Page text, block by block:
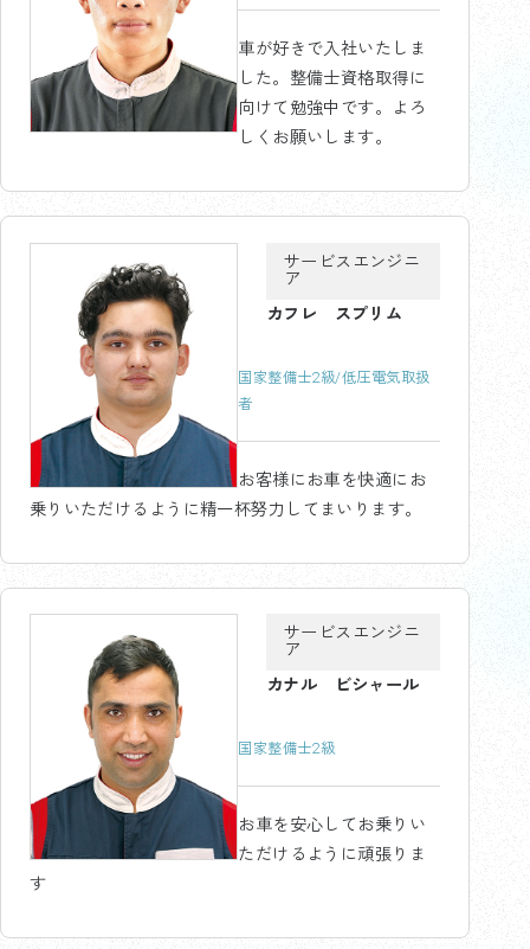
車が好きで入社いたしま
した。整備士資格取得に
向けて勉強中です。よろ
しくお願いします。
サービスエンジニ
ア
カフレ スプリム
国家整備士2級/低圧電気取扱
者
お客様にお車を快適にお
乗りいただけるように精一杯努力してまいります。
サービスエンジニ
ア
カナル ビシャール
国家整備士2級
お車を安心してお乗りい
ただけるように頑張りま
す